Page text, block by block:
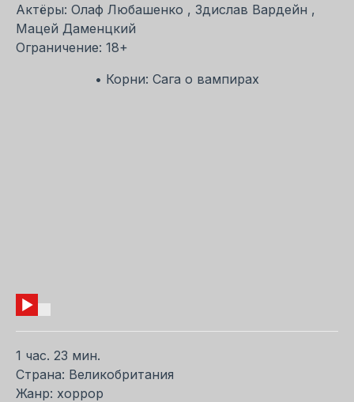
Актёры: Олаф Любашенко , Здислав Вардейн ,
Мацей Даменцкий
Ограничение: 18+
• Корни: Сага о вампирах
1 час. 23 мин.
Страна: Великобритания
Жанр: хоррор